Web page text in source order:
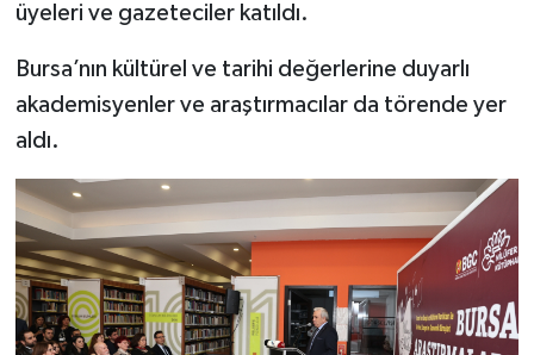
üyeleri ve gazeteciler katıldı.
Bursa’nın kültürel ve tarihi değerlerine duyarlı
akademisyenler ve araştırmacılar da törende yer
aldı.